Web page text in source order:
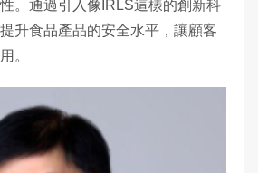
。通過引入像IRLS這樣的創新科
升食品產品的安全水平，讓顧客
。